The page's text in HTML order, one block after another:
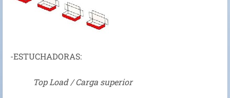
-ESTUCHADORAS:
Top Load / Carga superior